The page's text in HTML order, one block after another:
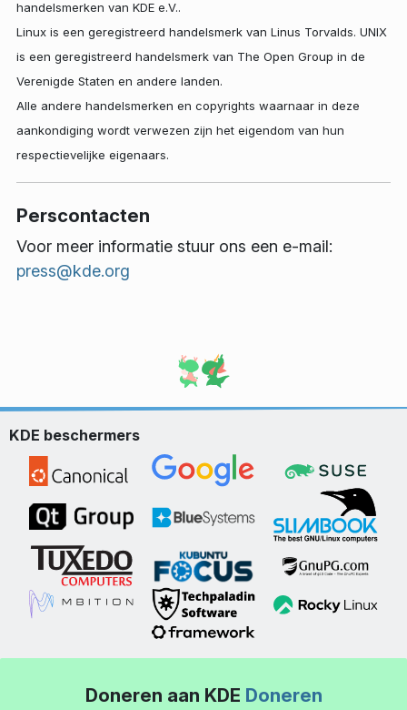
handelsmerken van KDE e.V..
Linux is een geregistreerd handelsmerk van Linus Torvalds. UNIX
is een geregistreerd handelsmerk van The Open Group in de
Verenigde Staten en andere landen.
Alle andere handelsmerken en copyrights waarnaar in deze
aankondiging wordt verwezen zijn het eigendom van hun
respectievelijke eigenaars.
Perscontacten
Voor meer informatie stuur ons een e-mail:
press@kde.org
KDE beschermers
Doneren aan KDE Doneren